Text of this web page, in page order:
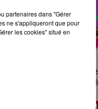
Ce samedi,
parade électro
partenaires dans "Gérer
ne s'appliqueront que pour
les cookies" situé en